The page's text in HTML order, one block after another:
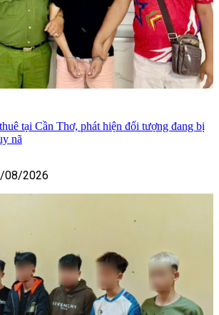
tại Cần Thơ, phát hiện đối tượng đang bị
nã
08/2026